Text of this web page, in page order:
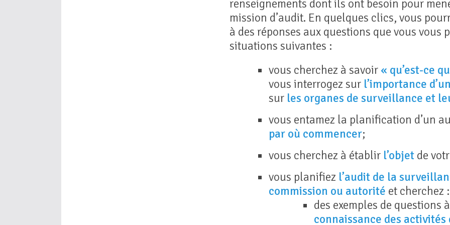
renseignements dont ils ont besoin pour
mission d’audit. En quelques clics, vous
à des réponses aux questions que vous vous
situations suivantes :
vous cherchez à savoir « qu’est-ce
vous interrogez sur l’importance
sur les organes de surveillance et
vous entamez la planification d’un
par où commencer;
vous cherchez à établir l’objet de
vous planifiez l’audit de la
commission ou autorité et cherchez :
des exemples de questions
connaissance des activités